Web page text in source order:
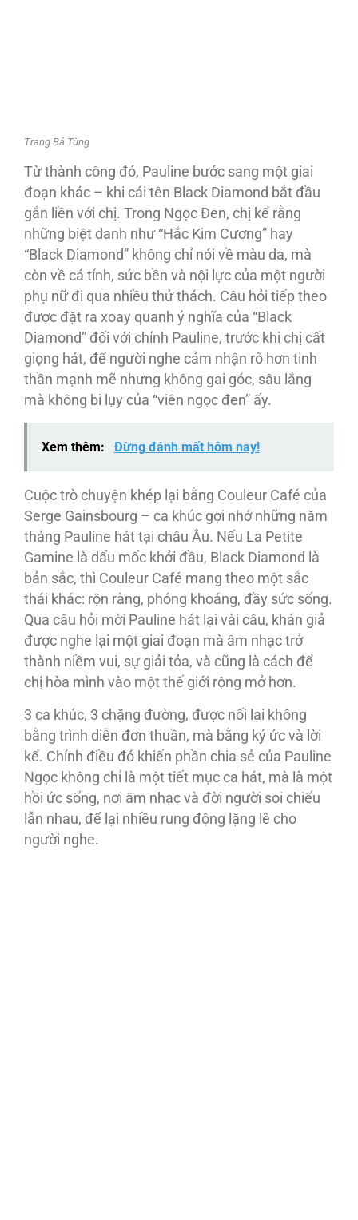
Trang Bá Tùng
Từ thành công đó, Pauline bước sang một giai
đoạn khác – khi cái tên Black Diamond bắt đầu
gắn liền với chị. Trong Ngọc Đen, chị kể rằng
những biệt danh như “Hắc Kim Cương” hay
“Black Diamond” không chỉ nói về màu da, mà
còn về cá tính, sức bền và nội lực của một người
phụ nữ đi qua nhiều thử thách. Câu hỏi tiếp theo
được đặt ra xoay quanh ý nghĩa của “Black
Diamond” đối với chính Pauline, trước khi chị cất
giọng hát, để người nghe cảm nhận rõ hơn tinh
thần mạnh mẽ nhưng không gai góc, sâu lắng
mà không bi lụy của “viên ngọc đen” ấy.
Xem thêm: Đừng đánh mất hôm nay!
Cuộc trò chuyện khép lại bằng Couleur Café của
Serge Gainsbourg – ca khúc gợi nhớ những năm
tháng Pauline hát tại châu Âu. Nếu La Petite
Gamine là dấu mốc khởi đầu, Black Diamond là
bản sắc, thì Couleur Café mang theo một sắc
thái khác: rộn ràng, phóng khoáng, đầy sức sống.
Qua câu hỏi mời Pauline hát lại vài câu, khán giả
được nghe lại một giai đoạn mà âm nhạc trở
thành niềm vui, sự giải tỏa, và cũng là cách để
chị hòa mình vào một thế giới rộng mở hơn.
3 ca khúc, 3 chặng đường, được nối lại không
bằng trình diễn đơn thuần, mà bằng ký ức và lời
kể. Chính điều đó khiến phần chia sẻ của Pauline
Ngọc không chỉ là một tiết mục ca hát, mà là một
hồi ức sống, nơi âm nhạc và đời người soi chiếu
lẫn nhau, để lại nhiều rung động lặng lẽ cho
người nghe.